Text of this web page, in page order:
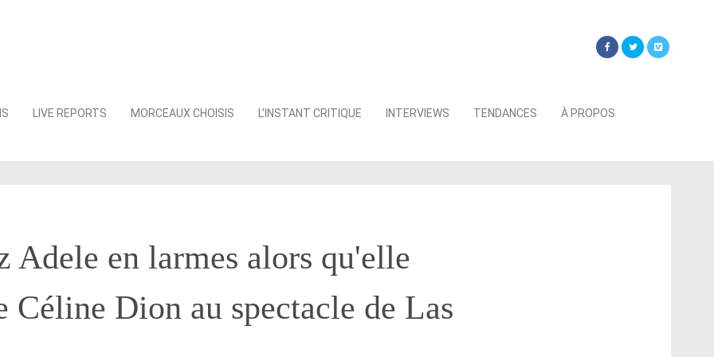
LIVE REPORTS MORCEAUX CHOISIS L’INSTANT CRITIQUE INTERVIEWS TENDANCES À PROPOS
Adele en larmes alors qu'elle
Céline Dion au spectacle de Las